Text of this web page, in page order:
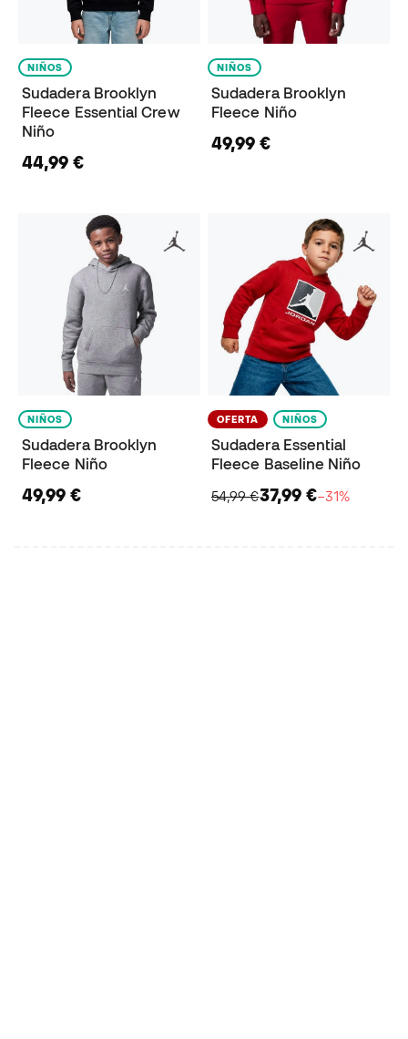
NIÑOS
Sudadera Brooklyn
Fleece Essential Crew
Niño
44,99 €
NIÑOS
Sudadera Brooklyn
Fleece Niño
49,99 €
NIÑOS
Sudadera Brooklyn
Fleece Niño
49,99 €
OFERTA NIÑOS
Sudadera Essential
Fleece Baseline Niño
54,99 €37,99 €−31%